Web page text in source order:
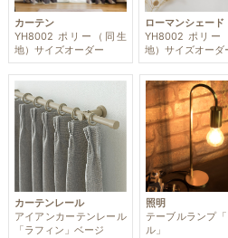
カーテン
YH8002 ポリー（同生
地）サイズオーダー
ローマンシェード
YH8002 ポリー
地）サイズオーダ
カーテンレール
アイアンカーテンレール
「ラフィン」ベージ
照明
テーブルランプ「
ル」